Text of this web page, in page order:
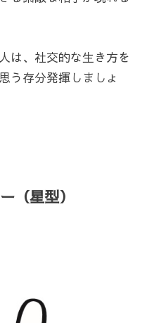
は、社交的な生き方を
う存分発揮しましょ
（星型）